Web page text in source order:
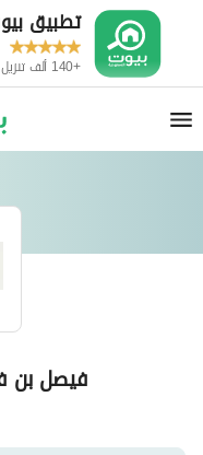
تطبيق
+140 ألف تنزيل للتطبيق
فيصل بن